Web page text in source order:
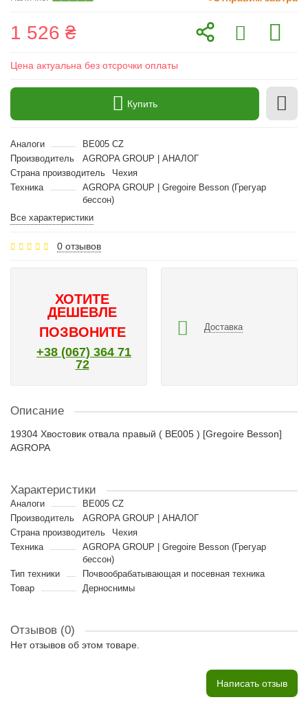
1 526 ₴
Цена актуальна без отсрочки оплаты
Купить
Аналоги
BE005 CZ
Производитель
AGROPA GROUP | АНАЛОГ
Страна производитель
Чехия
Техника
AGROPA GROUP | Gregoire Besson (Грегуар
бессон)
Все характеристики
0 отзывов
ХОТИТЕ
ДЕШЕВЛЕ
ПОЗВОНИТЕ
+38 (067) 364 71
72
Доставка
Описание
19304 Хвостовик отвала правый ( BE005 ) [Gregoire Besson]
AGROPA
Характеристики
Аналоги
BE005 CZ
Производитель
AGROPA GROUP | АНАЛОГ
Страна производитель
Чехия
Техника
AGROPA GROUP | Gregoire Besson (Грегуар
бессон)
Тип техники
Почвообрабатывающая и посевная техника
Товар
Дерноснимы
Отзывов (0)
Нет отзывов об этом товаре.
Написать отзыв